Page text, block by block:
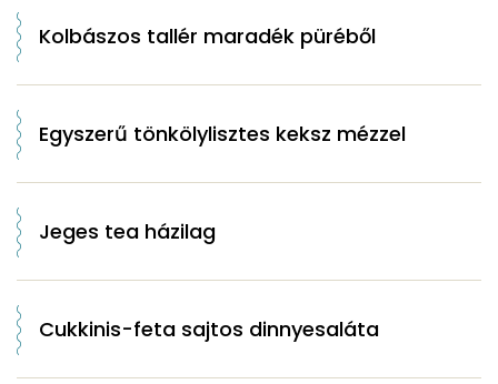
Kolbászos tallér maradék püréből
Egyszerű tönkölylisztes keksz mézzel
Jeges tea házilag
Cukkinis-feta sajtos dinnyesaláta